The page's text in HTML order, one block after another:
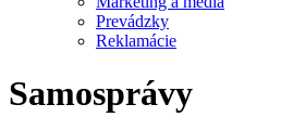
Prevádzky
Reklamácie
Samosprávy